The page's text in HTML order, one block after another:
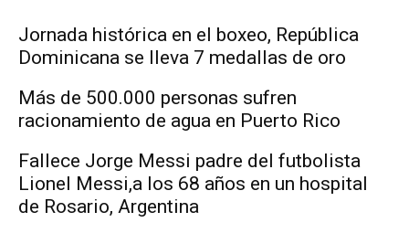
Jornada histórica en el boxeo, República
Dominicana se lleva 7 medallas de oro
Más de 500.000 personas sufren
racionamiento de agua en Puerto Rico
Fallece Jorge Messi padre del futbolista
Lionel Messi,a los 68 años en un hospital
de Rosario, Argentina